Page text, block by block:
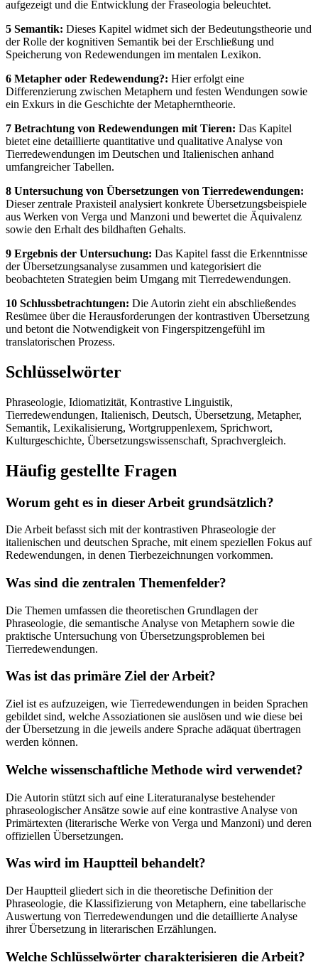
aufgezeigt und die Entwicklung der Fraseologia beleuchtet.
5 Semantik: Dieses Kapitel widmet sich der Bedeutungstheorie und
der Rolle der kognitiven Semantik bei der Erschließung und
Speicherung von Redewendungen im mentalen Lexikon.
6 Metapher oder Redewendung?: Hier erfolgt eine
Differenzierung zwischen Metaphern und festen Wendungen sowie
ein Exkurs in die Geschichte der Metapherntheorie.
7 Betrachtung von Redewendungen mit Tieren: Das Kapitel
bietet eine detaillierte quantitative und qualitative Analyse von
Tierredewendungen im Deutschen und Italienischen anhand
umfangreicher Tabellen.
8 Untersuchung von Übersetzungen von Tierredewendungen:
Dieser zentrale Praxisteil analysiert konkrete Übersetzungsbeispiele
aus Werken von Verga und Manzoni und bewertet die Äquivalenz
sowie den Erhalt des bildhaften Gehalts.
9 Ergebnis der Untersuchung: Das Kapitel fasst die Erkenntnisse
der Übersetzungsanalyse zusammen und kategorisiert die
beobachteten Strategien beim Umgang mit Tierredewendungen.
10 Schlussbetrachtungen: Die Autorin zieht ein abschließendes
Resümee über die Herausforderungen der kontrastiven Übersetzung
und betont die Notwendigkeit von Fingerspitzengefühl im
translatorischen Prozess.
Schlüsselwörter
Phraseologie, Idiomatizität, Kontrastive Linguistik,
Tierredewendungen, Italienisch, Deutsch, Übersetzung, Metapher,
Semantik, Lexikalisierung, Wortgruppenlexem, Sprichwort,
Kulturgeschichte, Übersetzungswissenschaft, Sprachvergleich.
Häufig gestellte Fragen
Worum geht es in dieser Arbeit grundsätzlich?
Die Arbeit befasst sich mit der kontrastiven Phraseologie der
italienischen und deutschen Sprache, mit einem speziellen Fokus auf
Redewendungen, in denen Tierbezeichnungen vorkommen.
Was sind die zentralen Themenfelder?
Die Themen umfassen die theoretischen Grundlagen der
Phraseologie, die semantische Analyse von Metaphern sowie die
praktische Untersuchung von Übersetzungsproblemen bei
Tierredewendungen.
Was ist das primäre Ziel der Arbeit?
Ziel ist es aufzuzeigen, wie Tierredewendungen in beiden Sprachen
gebildet sind, welche Assoziationen sie auslösen und wie diese bei
der Übersetzung in die jeweils andere Sprache adäquat übertragen
werden können.
Welche wissenschaftliche Methode wird verwendet?
Die Autorin stützt sich auf eine Literaturanalyse bestehender
phraseologischer Ansätze sowie auf eine kontrastive Analyse von
Primärtexten (literarische Werke von Verga und Manzoni) und deren
offiziellen Übersetzungen.
Was wird im Hauptteil behandelt?
Der Hauptteil gliedert sich in die theoretische Definition der
Phraseologie, die Klassifizierung von Metaphern, eine tabellarische
Auswertung von Tierredewendungen und die detaillierte Analyse
ihrer Übersetzung in literarischen Erzählungen.
Welche Schlüsselwörter charakterisieren die Arbeit?